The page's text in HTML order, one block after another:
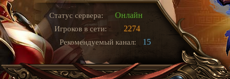
Статус сервера: Онлайн
Игроков в сети: 2274
Рекомендуемый канал: 15